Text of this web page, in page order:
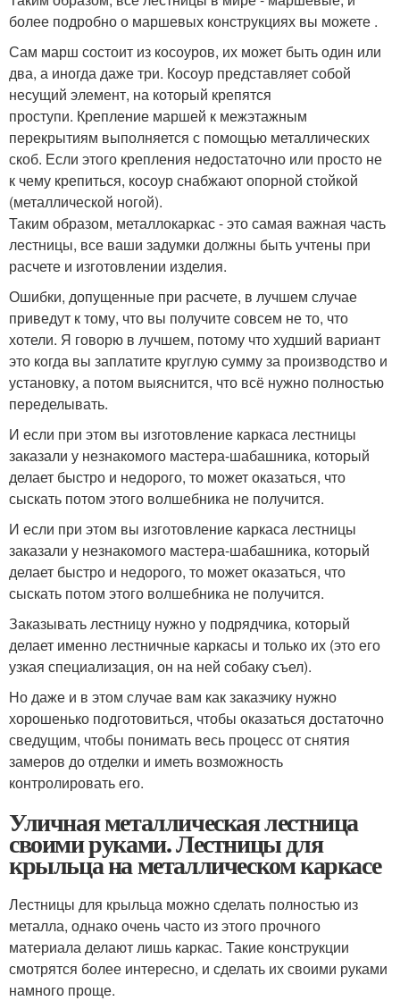
более подробно о маршевых конструкциях вы можете .
Сам марш состоит из косоуров, их может быть один или
два, а иногда даже три. Косоур представляет собой
несущий элемент, на который крепятся
проступи. Крепление маршей к межэтажным
перекрытиям выполняется с помощью металлических
скоб. Если этого крепления недостаточно или просто не
к чему крепиться, косоур снабжают опорной стойкой
(металлической ногой).
Таким образом, металлокаркас - это самая важная часть
лестницы, все ваши задумки должны быть учтены при
расчете и изготовлении изделия.
Ошибки, допущенные при расчете, в лучшем случае
приведут к тому, что вы получите совсем не то, что
хотели. Я говорю в лучшем, потому что худший вариант
это когда вы заплатите круглую сумму за производство и
установку, а потом выяснится, что всё нужно полностью
переделывать.
И если при этом вы изготовление каркаса лестницы
заказали у незнакомого мастера-шабашника, который
делает быстро и недорого, то может оказаться, что
сыскать потом этого волшебника не получится.
И если при этом вы изготовление каркаса лестницы
заказали у незнакомого мастера-шабашника, который
делает быстро и недорого, то может оказаться, что
сыскать потом этого волшебника не получится.
Заказывать лестницу нужно у подрядчика, который
делает именно лестничные каркасы и только их (это его
узкая специализация, он на ней собаку съел).
Но даже и в этом случае вам как заказчику нужно
хорошенько подготовиться, чтобы оказаться достаточно
сведущим, чтобы понимать весь процесс от снятия
замеров до отделки и иметь возможность
контролировать его.
Уличная металлическая лестница
своими руками. Лестницы для
крыльца на металлическом каркасе
Лестницы для крыльца можно сделать полностью из
металла, однако очень часто из этого прочного
материала делают лишь каркас. Такие конструкции
смотрятся более интересно, и сделать их своими руками
намного проще.